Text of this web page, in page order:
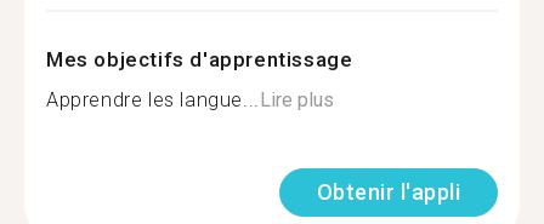
Mes objectifs d'apprentissage
Apprendre les langue...Lire plus
Obtenir l'appli